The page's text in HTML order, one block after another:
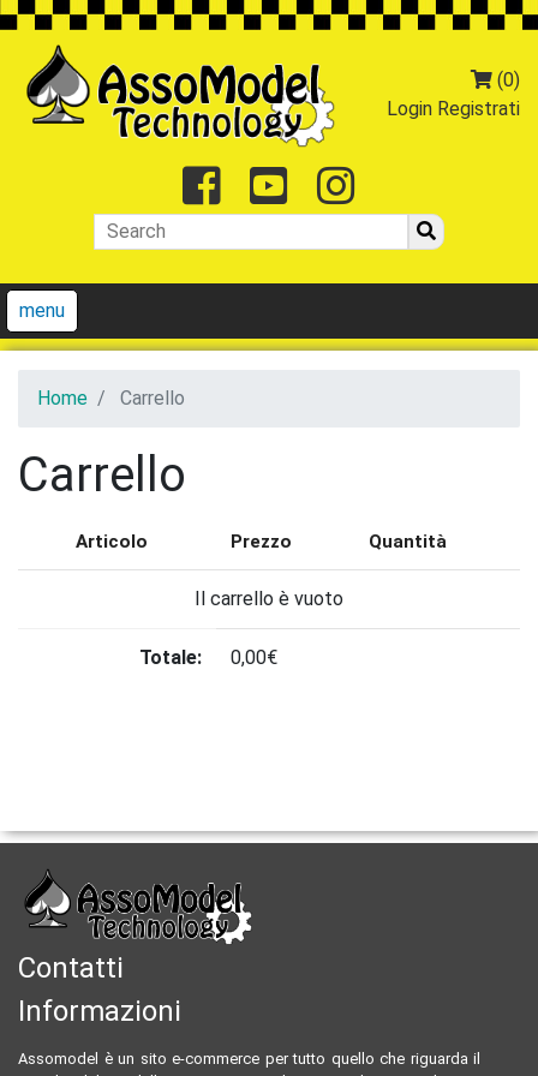
(0)
Login Registrati
Facebook
Youtube
menu
Home Carrello
Carrello
Articolo Prezzo Quantità
Il carrello è vuoto
Totale: 0,00€
Contatti
Informazioni
Assomodel è un sito e-commerce per tutto quello che riguarda il